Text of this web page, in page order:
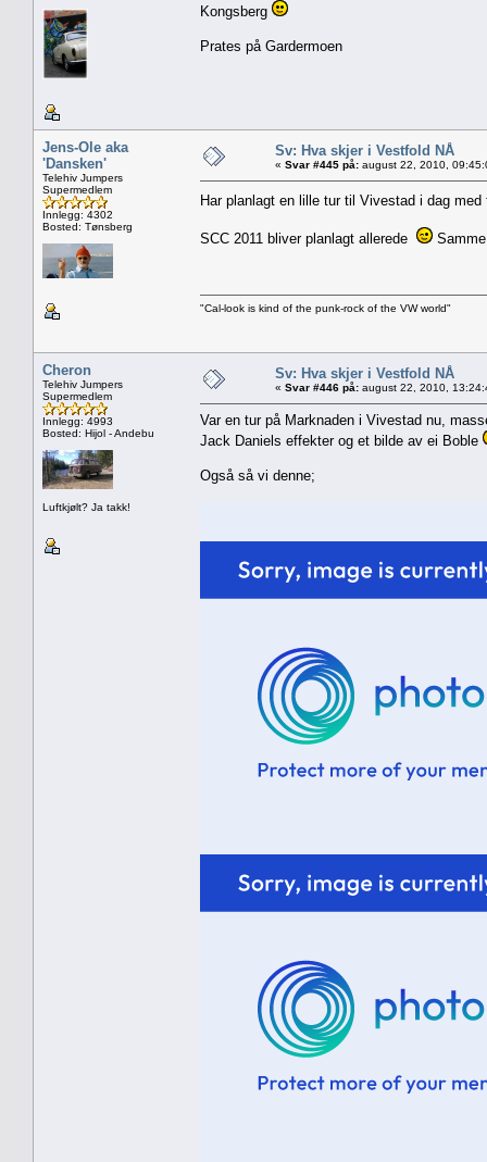
Kongsberg
Prates på Gardermoen
Jens-Ole aka
'Dansken'
Telehiv Jumpers
Supermedlem
Innlegg: 4302
Bosted: Tønsberg
Sv: Hva skjer i Vestfold NÅ
« Svar #445 på: august 22, 2010,
Har planlagt en lille tur til Vivestad i dag
SCC 2011 bliver planlagt allerede
"Cal-look is kind of the punk-rock of the VW world"
Cheron
Telehiv Jumpers
Supermedlem
Innlegg: 4993
Bosted: Hijol - Andebu
Luftkjølt? Ja takk!
Sv: Hva skjer i Vestfold NÅ
« Svar #446 på: august 22, 2010,
Var en tur på Marknaden i Vivestad nu,
Jack Daniels effekter og et bilde av ei Boble
Også så vi denne;